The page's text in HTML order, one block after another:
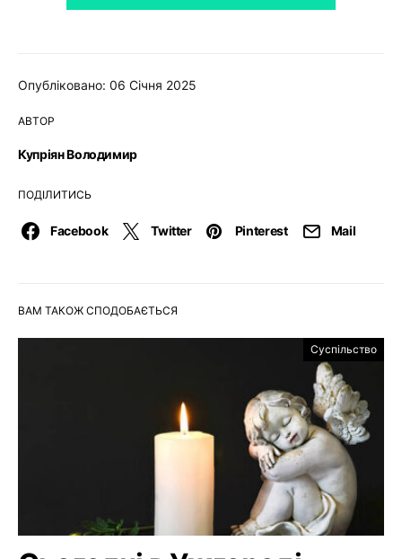
Опубліковано: 06 Січня 2025
АВТОР
Купріян Володимир
ПОДІЛИТИСЬ
Facebook Twitter Pinterest Mail
ВАМ ТАКОЖ СПОДОБАЄТЬСЯ
Суспільство